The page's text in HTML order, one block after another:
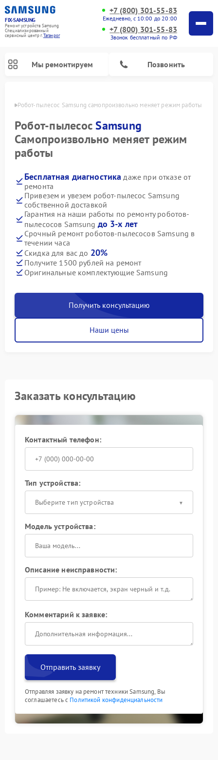
FIX-SAMSUNG
Ремонт устройств Samsung
Специализированный
cервисный центр г.Таганрог
+7 (800) 301-55-83
Ежедневно, с 10:00 до 20:00
+7 (800) 301-55-83
Звонок бесплатный по РФ
Мы ремонтируем Позвонить
Робот-пылесос Samsung самопроизвольно меняет режим работы
Робот-пылесосSamsung
Самопроизвольно меняет режим
работы
Бесплатная диагностика даже при отказе от
ремонта
Привезем и увезем робот-пылесос Samsung
собственной доставкой
Гарантия на наши работы по ремонту роботов-
пылесосов Samsung до 3-х лет
Срочный ремонт роботов-пылесосов Samsung в
течении часа
Скидка для вас до 20%
Получите 1500 рублей на ремонт
Оригинальные комплектующие Samsung
Получить консультацию
Наши цены
Заказать консультацию
Контактный телефон:
Тип устройства:
Выберите тип устройства
Модель устройства:
Описание неисправности:
Комментарий к заявке:
Отправить заявку
Отправляя заявку на ремонт техники Samsung, Вы
соглашаетесь с Политикой конфиденциальности